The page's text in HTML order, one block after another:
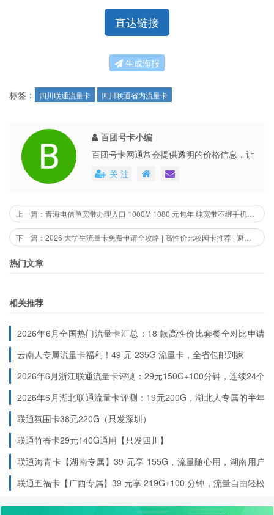
联通自
有工作
200
直接从首充余额中抵扣参与
京东 / 菜
鸟快递
100
元
激活后需联系送卡人员或拨
打 10010 人工客服二次办理
更倾向于
完整套餐优惠规则
1. 首月扣费规则
激活首月执行特殊套外资费：
账。
2. 基础套餐叠加
激活首充后，系统自动叠加 0 元 190G 通用流量 + 100 分钟通话
叠加包。该叠加包有效期 3 年，到期后号码状态正常将自动续
约。
叠加后完整套餐内容：
245G 全国通用流量（原套餐 55G 通用 + 叠加包 190G 通
用）
200 分钟全国通话
3. 存送活动规则（决定月租价格）
直达链接
生成海报
标签： 四川联通流量卡 四川联通省内流量卡
百团号卡小编
百团号卡网通常会提供透明的价格信息，让
用户能够清楚地了解到每个号卡套餐的具体
费用。这些平台还会不定期地推出各种优惠
了市场的公平竞争。
关 注
热门文章
相关推荐
2026年6月全国热门流量卡汇总：18 款高性价比套餐全对比申请
入口（按地区分类）
云南人专属流量卡福利！49 元 235G 流量卡，全省包邮到家
2026年6月浙江联通流量卡评测：29元150G+100分钟，连续24个
月稳定低价
2026年6月湖北联通流量卡评测：19元200G，湖北人专属的半年
流量神卡
联通氛围卡38元220G（只发深圳）
联通竹香卡29元140G通用【只发四川】
联通海青卡【湖南专属】39 元享 155G，流量随心用，湖南用户
专享福利！
联通五福卡【广西专属】39 元享 219G+100 分钟，流量自由轻松